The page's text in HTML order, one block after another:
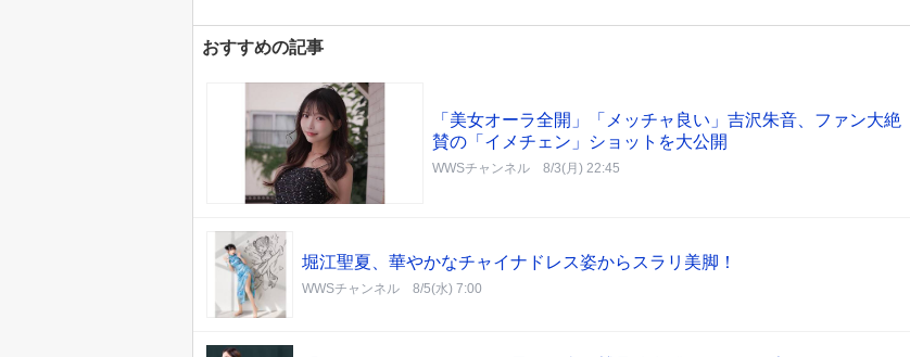
おすすめの記事
「美女オーラ全開」「メッチャ良い」吉沢朱音、ファン大絶
賛の「イメチェン」ショットを大公開
WWSチャンネル 8/3(月) 22:45
堀江聖夏、華やかなチャイナドレス姿からスラリ美脚！
WWSチャンネル 8/5(水) 7:00